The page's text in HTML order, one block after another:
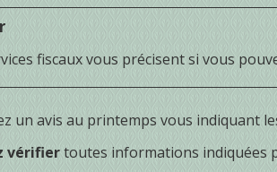
fiscaux vous précisent si vous
un avis au printemps vous indiquant
vérifiertoutes informations indiquées